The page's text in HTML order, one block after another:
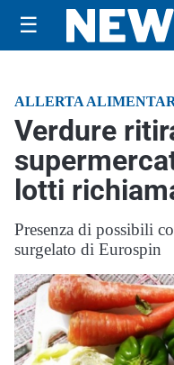
☰
ALLERTA
Verdure
lotti
Presenza di possibili
surgelato di Eurospin